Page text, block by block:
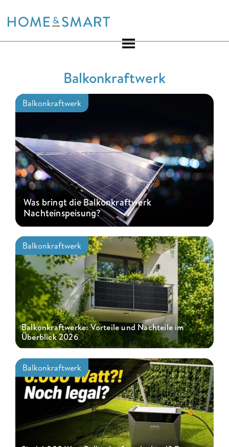
to
Balkonkraftwerk
Balkonkraftwerk
Was bringt die Balkonkraftwerk
Nachteinspeisung?
Balkonkraftwerk
Balkonkraftwerke: Vorteile und Nachteile im
Überblick 2026
Balkonkraftwerk